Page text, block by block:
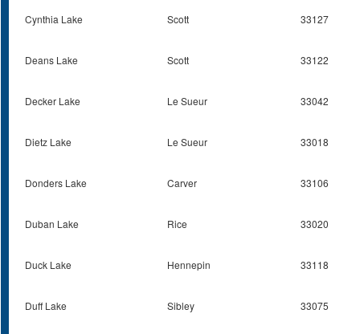
Cynthia Lake Scott 33127
Deans Lake Scott 33122
Decker Lake Le Sueur 33042
Dietz Lake Le Sueur 33018
Donders Lake Carver 33106
Duban Lake Rice 33020
Duck Lake Hennepin 33118
Duff Lake Sibley 33075